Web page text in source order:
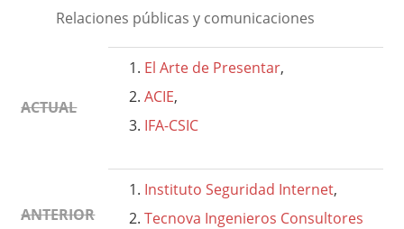
Relaciones públicas y comunicaciones
ACTUAL
El Arte de Presentar,
ACIE,
IFA-CSIC
ANTERIOR
Instituto Seguridad Internet,
Tecnova Ingenieros Consultores